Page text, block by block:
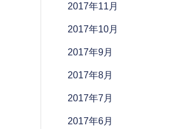
2017年11月
2017年10月
2017年9月
2017年8月
2017年7月
2017年6月